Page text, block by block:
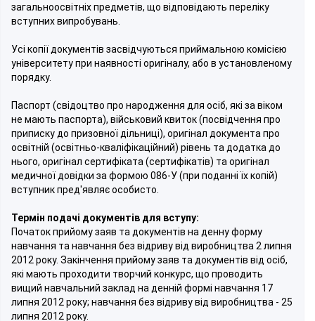
загальноосвітніх предметів, що відповідають переліку
вступних випробувань.
Усі копії документів засвідчуються приймальною комісією
університету при наявності оригіналу, або в установленому
порядку.
Паспорт (свідоцтво про народження для осіб, які за віком
не мають паспорта), військовий квиток (посвідчення про
приписку до призовної дільниці), оригінал документа про
освітній (освітньо-кваліфікаційний) рівень та додатка до
нього, оригінал сертифіката (сертифікатів) та оригінал
медичної довідки за формою 086-У (при поданні їх копій)
вступник пред'являє особисто.
Термін подачі документів для вступу:
Початок прийому заяв та документів на денну форму
навчання та навчання без відриву від виробництва 2 липня
2012 року. Закінчення прийому заяв та документів від осіб,
які мають проходити творчий конкурс, що проводить
вищий навчальний заклад на денній формі навчання 17
липня 2012 року; навчання без відриву від виробництва - 25
липня 2012 року.